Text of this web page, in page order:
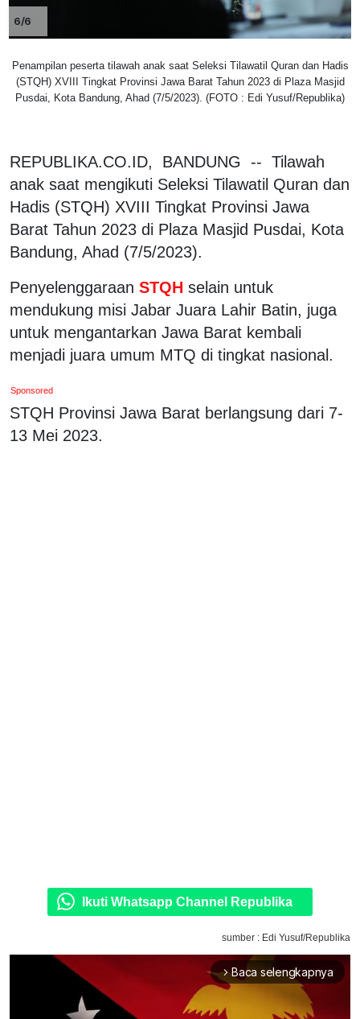
6/6
Penampilan peserta tilawah anak saat Seleksi Tilawatil Quran dan Hadis
(STQH) XVIII Tingkat Provinsi Jawa Barat Tahun 2023 di Plaza Masjid
Pusdai, Kota Bandung, Ahad (7/5/2023). (FOTO : Edi Yusuf/Republika)
REPUBLIKA.CO.ID, BANDUNG -- Tilawah
anak saat mengikuti Seleksi Tilawatil Quran dan
Hadis (STQH) XVIII Tingkat Provinsi Jawa
Barat Tahun 2023 di Plaza Masjid Pusdai, Kota
Bandung, Ahad (7/5/2023).
Penyelenggaraan STQH selain untuk
mendukung misi Jabar Juara Lahir Batin, juga
untuk mengantarkan Jawa Barat kembali
menjadi juara umum MTQ di tingkat nasional.
Sponsored
STQH Provinsi Jawa Barat berlangsung dari 7-
13 Mei 2023.
Ikuti Whatsapp Channel Republika
sumber : Edi Yusuf/Republika
arrow_forward_ios Baca selengkapnya